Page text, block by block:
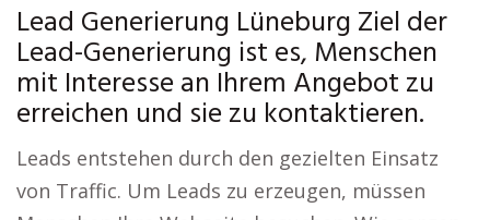
Lead Generierung Lüneburg Ziel der
Lead-Generierung ist es, Menschen
mit Interesse an Ihrem Angebot zu
erreichen und sie zu kontaktieren.
Leads entstehen durch den gezielten Einsatz
von Traffic. Um Leads zu erzeugen, müssen